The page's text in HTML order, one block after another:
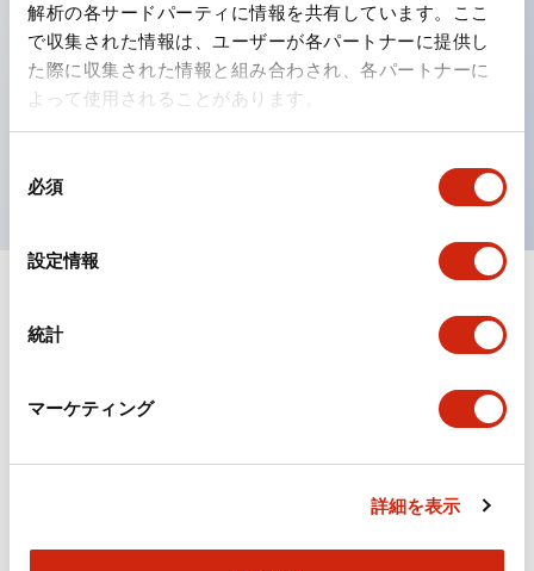
解析の各サードパーティに情報を共有しています。ここ
で収集された情報は、ユーザーが各パートナーに提供し
た際に収集された情報と組み合わされ、各パートナーに
よって使用されることがあります。
必須
設定情報
統計
マーケティング
詳細を表示
きに、迅速・確実かつ自由自在にコントロールすることが
できます。
各方向のレバー動作は用途に合わせて組み合わせ自由
操作レバーをセンタ位置でロックできるインタロック付
ドキュメントとファイル
カタログ CAD
ARN形モノレバースイッチ／CSシリーズカムスイッチ
2025/08/28.PDF1.20MB